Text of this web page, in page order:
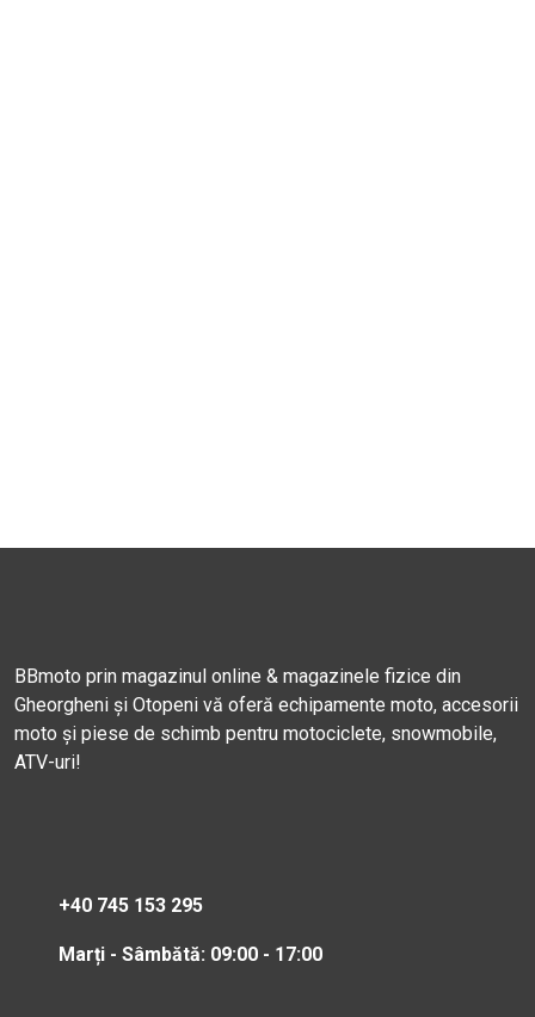
BBmoto prin magazinul online & magazinele fizice din
Gheorgheni și Otopeni vă oferă echipamente moto, accesorii
moto și piese de schimb pentru motociclete, snowmobile,
ATV-uri!
+40 745 153 295
Marți - Sâmbătă: 09:00 - 17:00